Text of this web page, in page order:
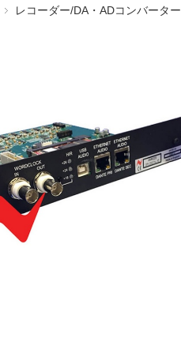
レコーダー/DA・ADコンバーター